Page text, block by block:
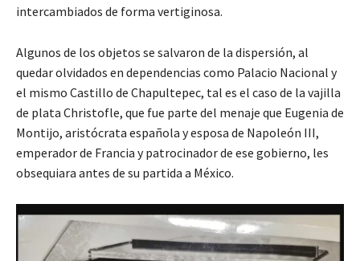
intercambiados de forma vertiginosa.
Algunos de los objetos se salvaron de la dispersión, al
quedar olvidados en dependencias como Palacio Nacional y
el mismo Castillo de Chapultepec, tal es el caso de la vajilla
de plata Christofle, que fue parte del menaje que Eugenia de
Montijo, aristócrata española y esposa de Napoleón III,
emperador de Francia y patrocinador de ese gobierno, les
obsequiara antes de su partida a México.